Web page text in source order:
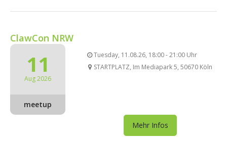
ClawCon NRW
11
Aug 2026
meetup
Tuesday, 11.08.26, 18:00 - 21:00 Uhr
STARTPLATZ, Im Mediapark 5, 50670 Köln
Mehr Infos